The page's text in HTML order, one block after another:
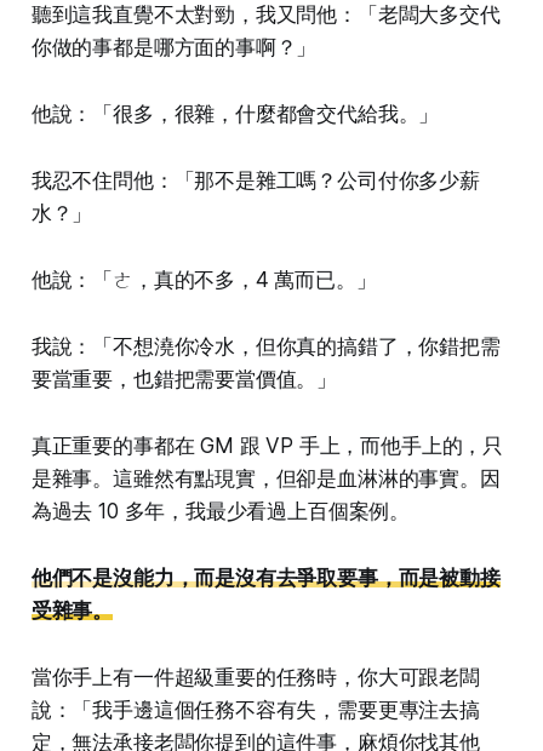
聽到這我直覺不太對勁，我又問他：「老闆大多交代
你做的事都是哪方面的事啊？」
他說：「很多，很雜，什麼都會交代給我。」
我忍不住問他：「那不是雜工嗎？公司付你多少薪
水？」
他說：「ㄜ，真的不多，4 萬而已。」
我說：「不想澆你冷水，但你真的搞錯了，你錯把需
要當重要，也錯把需要當價值。」
真正重要的事都在 GM 跟 VP 手上，而他手上的，只
是雜事。這雖然有點現實，但卻是血淋淋的事實。因
為過去 10 多年，我最少看過上百個案例。
他們不是沒能力，而是沒有去爭取要事，而是被動接
受雜事。
當你手上有一件超級重要的任務時，你大可跟老闆
說：「我手邊這個任務不容有失，需要更專注去搞
定，無法承接老闆你提到的這件事，麻煩你找其他